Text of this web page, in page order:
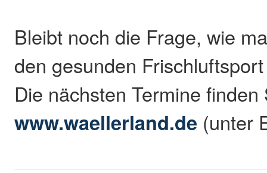
Bleibt noch die Frage, wie
den gesunden
Die nächsten Termine
www.waellerland.de (unter